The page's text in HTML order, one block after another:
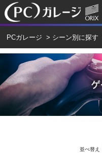
PCガレージ > シーン別に探す
並べ替え